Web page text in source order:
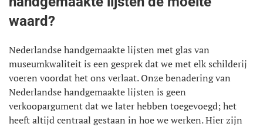
waard?
Nederlandse handgemaakte lijsten met glas van
museumkwaliteit is een gesprek dat we met elk schilderij
voeren voordat het ons verlaat. Onze benadering van
Nederlandse handgemaakte lijsten is geen
verkoopargument dat we later hebben toegevoegd; het
heeft altijd centraal gestaan in hoe we werken. Hier zijn